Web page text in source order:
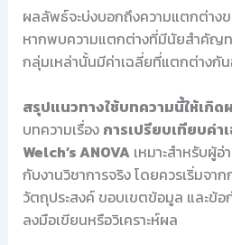
ผลลัพธ์จะบ่งบอกถึงความแตกต่างข
หากพบความแตกต่างที่มีนัยสำคัญท
กลุ่มเหล่านั้นมีค่าเฉลี่ยที่แตกต่างกั
สรุปแนวทางใช้บทความนี้ให้เกิด
บทความเรื่อง การเปรียบเทียบค่
Welch’s ANOVAเหมาะสำหรับผู้อ่
กับงานวิชาการจริง โดยควรเริ่มจา
วัตถุประสงค์ ขอบเขตข้อมูล และข้
ลงมือเขียนหรือวิเคราะห์ผล